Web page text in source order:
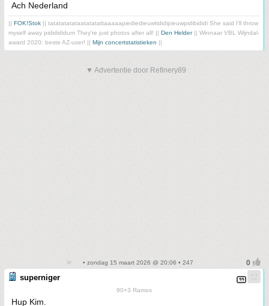
Ach Nederland
FOK!Stok || tatatatatataatatatattaaaaapiediedieuwtididipieuwpidibididi She said I'll throw
myself away pididididum They're just photos after all! || Den Helder|| Winnaar VBL Wijndal-
award 2020: beste AZ-user! || Mijn concertstatistieken
▼ Advertentie door Refinery89
• zondag 15 maart 2026 @ 20:06 • 247
superniger
90+3 Ramos
Hup Kim.